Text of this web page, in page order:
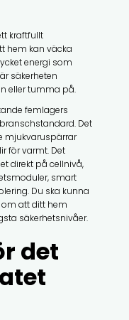
kraftfullt
hem kan väcka
energi som
säkerheten
eller tumma på.
femlagers
Det
mjukvaruspärrar
för varmt. Det
direkt på cellnivå,
smart
Du ska kunna
att ditt hem
säkerhetsnivåer.
det